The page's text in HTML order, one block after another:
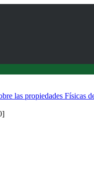
las propiedades Físicas